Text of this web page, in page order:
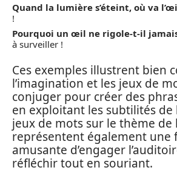
Quand la lumière s’éteint, où va
!
Pourquoi un œil ne rigole-t-il
à surveiller !
Ces exemples illustrent bien
l’imagination et les jeux de
conjuger pour créer des
en exploitant les subtilités de
jeux de mots sur le thème de
représentent également une
amusante d’engager
réfléchir tout en souriant.